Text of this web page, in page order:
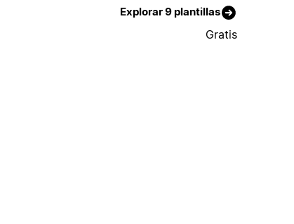
Explorar 9 plantillas
Gratis